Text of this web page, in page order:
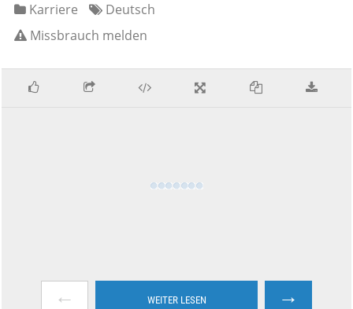
Karriere
Deutsch
Missbrauch melden
← WEITER LESEN →